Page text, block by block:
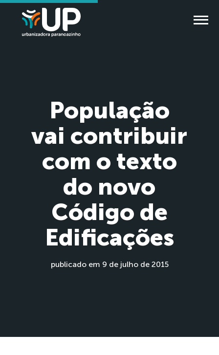
População
vai contribuir
com o texto
do novo
Código de
Edificações
publicado em 9 de julho de 2015